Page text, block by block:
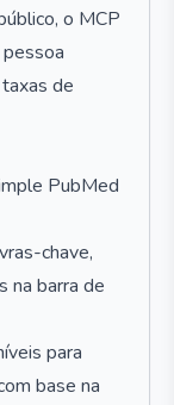
o MCP
de
PubMed
chave,
na barra de
para
base na